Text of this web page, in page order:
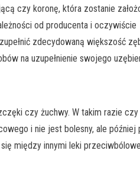
czy koronę, która zostanie
od producenta i oczywiście
zdecydowaną większość
na uzupełnienie swojego
czy żuchwy. W takim razie czy
i nie jest bolesny, ale później
między innymi leki